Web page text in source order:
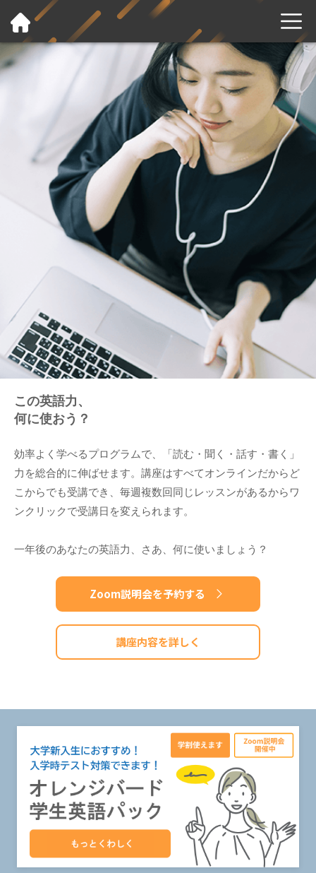
この英語力、
何に使おう？
効率よく学べるプログラムで、「読む・聞く・話す・書く」
力を総合的に伸ばせます。講座はすべてオンラインだからど
こからでも受講でき、毎週複数回同じレッスンがあるからワ
ンクリックで受講日を変えられます。
一年後のあなたの英語力、さあ、何に使いましょう？
Zoom説明会を予約する
講座内容を詳しく